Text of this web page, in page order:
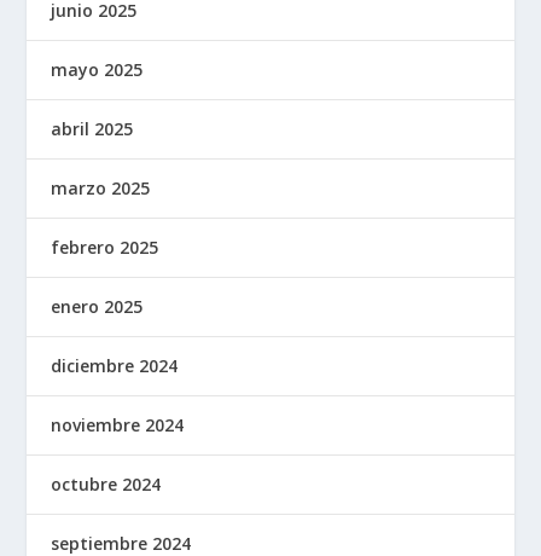
junio 2025
mayo 2025
abril 2025
marzo 2025
febrero 2025
enero 2025
diciembre 2024
noviembre 2024
octubre 2024
septiembre 2024